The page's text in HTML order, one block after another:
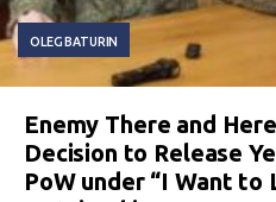
OLEG BATURIN
Enemy There and
Decision to Release
PoW under “I Want to